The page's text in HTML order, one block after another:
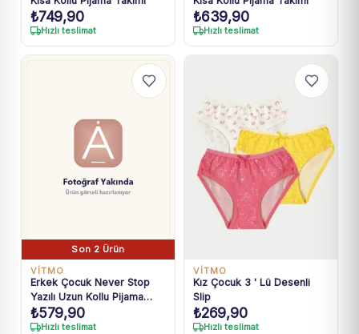
₺749,90
Hızlı teslimat
₺639,90
Hızlı teslimat
Son 2 Ürün
VİTMO
Erkek Çocuk Never Stop
Yazılı Uzun Kollu Pijama
takımı
₺579,90
Hızlı teslimat
VİTMO
Kız Çocuk 3 ' Lü Desenli
Slip
₺269,90
Hızlı teslimat